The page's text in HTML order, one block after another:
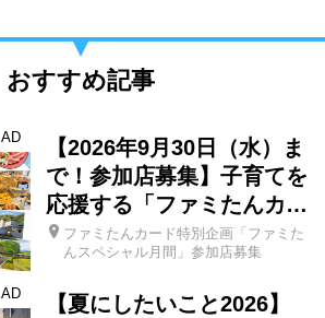
おすすめ記事
AD
【2026年9月30日（水）ま
で！参加店募集】子育てを
応援する「ファミたんカ…
ファミたんカード特別企画「ファミた
んスペシャル月間」参加店募集
AD
【夏にしたいこと2026】